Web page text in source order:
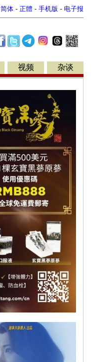
简体 - 正體 - 手机版 - 电子报
视频 杂谈